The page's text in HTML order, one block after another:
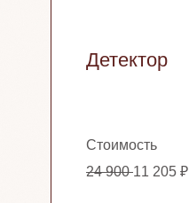
Стоимость
Детектор
24 90011 205 ₽